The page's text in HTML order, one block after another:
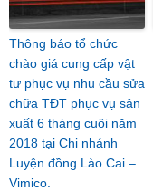
Thông báo tổ chức
chào giá cung cấp vật
tư phục vụ nhu cầu sửa
chữa TĐT phục vụ sản
xuất 6 tháng cuôi năm
2018 tại Chi nhánh
Luyện đồng Lào Cai –
Vimico.